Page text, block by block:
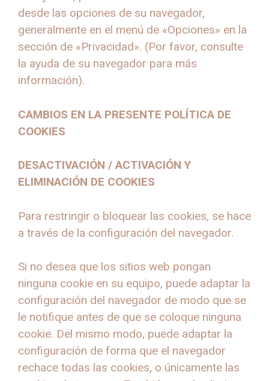
desde las opciones de su navegador,
generalmente en el menú de «Opciones» en la
sección de «Privacidad». (Por favor, consulte
la ayuda de su navegador para más
información).
CAMBIOS EN LA PRESENTE POLÍTICA DE
COOKIES
DESACTIVACIÓN / ACTIVACIÓN Y
ELIMINACIÓN DE COOKIES
Para restringir o bloquear las cookies, se hace
a través de la configuración del navegador.
Si no desea que los sitios web pongan
ninguna cookie en su equipo, puede adaptar la
configuración del navegador de modo que se
le notifique antes de que se coloque ninguna
cookie. Del mismo modo, puede adaptar la
configuración de forma que el navegador
rechace todas las cookies, o únicamente las